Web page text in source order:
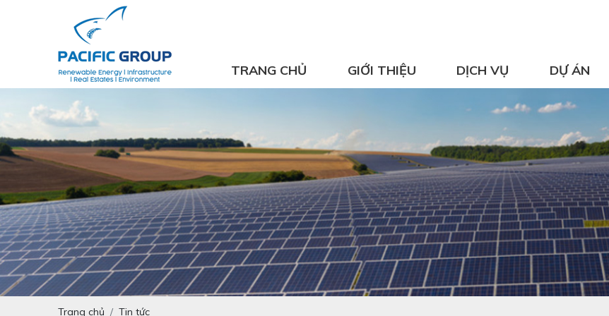
TRANG CHỦ GIỚI THIỆU DỊCH VỤ DỰ ÁN
Trang chủ
Tin tức